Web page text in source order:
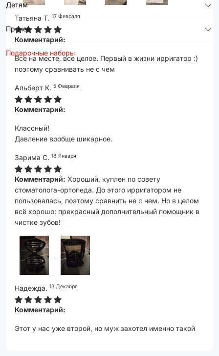
Детям
Прочее
Подарочные наборы
Татьяна Т. 17 Февраля
Комментарий:
Все на месте, все целое. Первый в жизни ирригатор :)
поэтому сравнивать не с чем
Альберт К. 5 Февраля
Комментарий:
Классный!
Давление вообще шикарное.
Зарима С. 18 Января
Комментарий: Хороший, куплен по совету
стоматолога-ортопеда. До этого ирригатором не
пользовалась, поэтому сравнить не с чем. Но в целом
всё хорошо: прекрасный дополнительный помощник в
чистке зубов!
Надежда. 13 Декабря
Комментарий:
Этот у нас уже второй, но муж захотел именно такой